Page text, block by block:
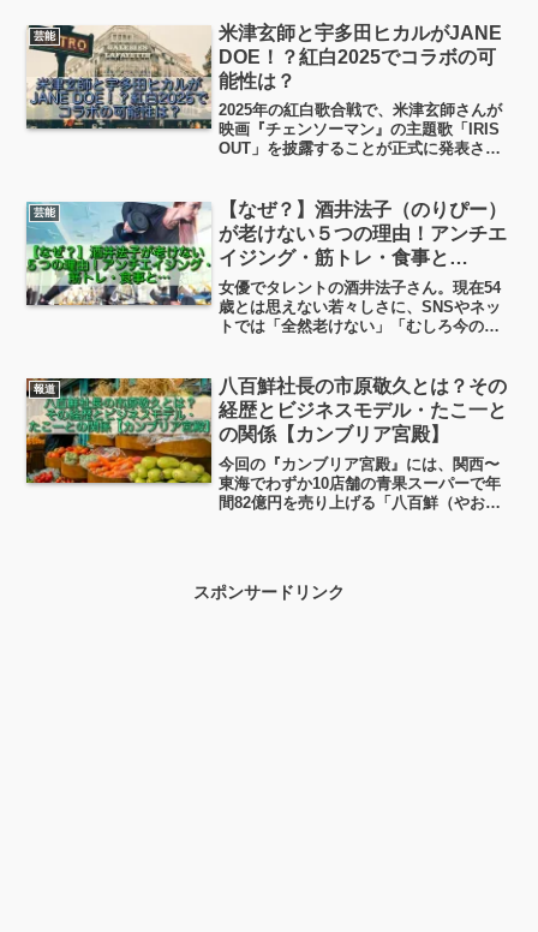
安視し始めているんです。この記事で
は、騒動の経緯や2027年1月期の月9枠ド
ラマについても調査してまとめました。
芸能
米津玄師と宇多田ヒカルがJANE
DOE！？紅白2025でコラボの可
能性は？
2025年の紅白歌合戦で、米津玄師さんが
映画『チェンソーマン』の主題歌「IRIS
OUT」を披露することが正式に発表され
が…米津玄師さん×宇多田ヒカルさんの
「JANE DOE」の登場では！？
芸能
【なぜ？】酒井法子（のりぴー）
が老けない５つの理由！アンチエ
イジング・筋トレ・食事と…
女優でタレントの酒井法子さん。現在54
歳とは思えない若々しさに、SNSやネッ
トでは「全然老けない」「むしろ今のほ
子 現在 老けない 理由について、アンチ
エイジング・筋トレ・食事などの面から
掘り下げていこうと思います！
報道
八百鮮社長の市原敬久とは？その
経歴とビジネスモデル・たこ一と
の関係【カンブリア宮殿】
今回の『カンブリア宮殿』には、関西〜
東海でわずか10店舗の青果スーパーで年
間82億円を売り上げる「八百鮮（やおせ
スポンサードリンク